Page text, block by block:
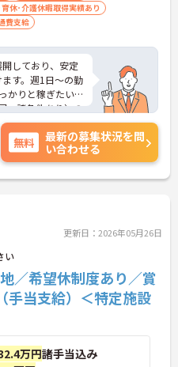
休･介護休暇取得実績あり
費支給
しており、安定
す。週1日～の勤
かりと稼ぎたい
、諸条件あり）の
かりと評価され
、育休からの復
ラス）制度（最
最大10万円補助）
社内研修やキャ
アップを目指し
方には、面接対
ししますのでお
無料
最新の募集状況を問
い合わせる
更新日：2026年05月26日
い
／希望休制度あり／賞
手当支給）＜特定施設
万円諸手当込み